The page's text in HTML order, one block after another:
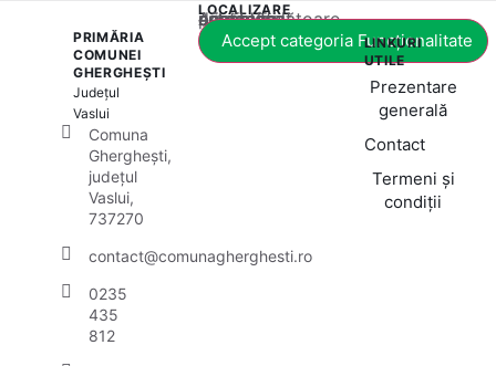
PRIMĂRIA
COMUNEI
GHERGHEȘTI
Județul
Vaslui
Comuna
Gherghești,
județul
Vaslui,
737270
contact@comunagherghesti.ro
0235
435
812
LOCALIZARE
Acest conținut este blocat până când acceptați categoria corespunzătoare de cookie-uri.
Accept categoria Funcționalitate
LINKURI
UTILE
Prezentare
generală
Contact
Termeni și
condiții